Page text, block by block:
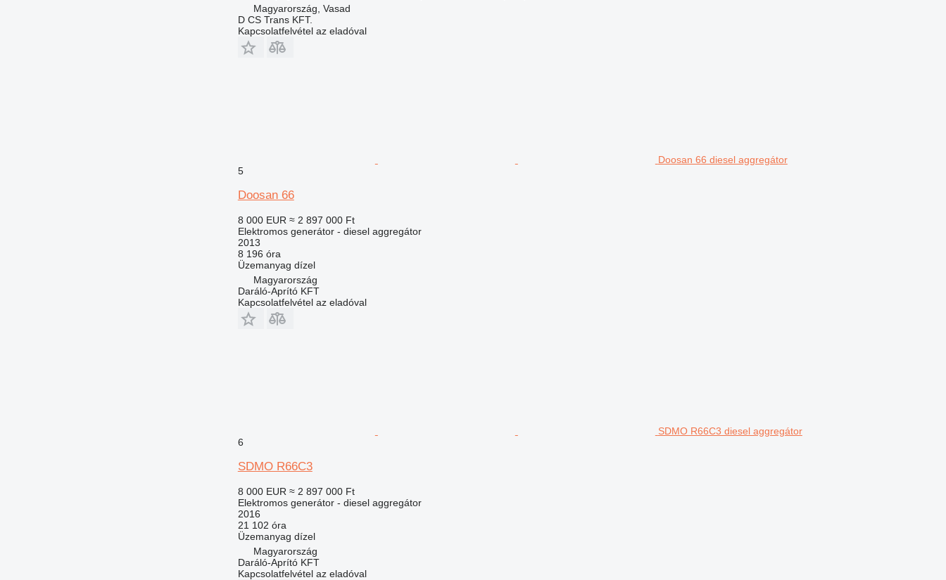
Magyarország, Vasad
D CS Trans KFT.
Kapcsolatfelvétel az eladóval
Doosan 66 diesel aggregátor
5
Doosan 66
8 000 EUR ≈ 2 897 000 Ft
Elektromos generátor - diesel aggregátor
2013
8 196 óra
Üzemanyag dízel
Magyarország
Daráló-Aprító KFT
Kapcsolatfelvétel az eladóval
SDMO R66C3 diesel aggregátor
6
SDMO R66C3
8 000 EUR ≈ 2 897 000 Ft
Elektromos generátor - diesel aggregátor
2016
21 102 óra
Üzemanyag dízel
Magyarország
Daráló-Aprító KFT
Kapcsolatfelvétel az eladóval